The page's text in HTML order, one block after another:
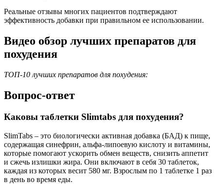
Реальные отзывы многих пациентов подтверждают
эффективность добавки при правильном ее использовании.
Видео обзор лучших препаратов для
похудения
ТОП-10 лучших препаратов для похудения:
Вопрос-ответ
Каковы таблетки Slimtabs для похудения?
SlimTabs – это биологически активная добавка (БАД) к пище,
содержащая синефрин, альфа-липоевую кислоту и витамины,
которые помогают ускорить обмен веществ, снизить аппетит
и сжечь излишки жира. Они включают в себя 30 таблеток,
каждая из которых весит 580 мг. Взрослым по 1 таблетке 1 раз
в день во время еды.